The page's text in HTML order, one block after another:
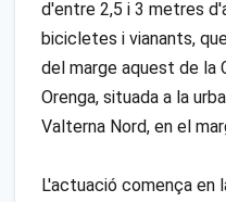
d'entre 2,5 i 3 metres
bicicletes i vianants,
del marge aquest de la
Orenga, situada a la
Valterna Nord, en el
L'actuació comença en